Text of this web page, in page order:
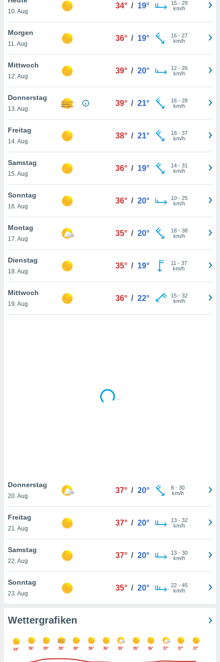
oder
Partner
es uns
das
der
Profil zu
Ihnen
finden
. Sie
jederzeit
Rand
können
von
und
klicken.
und
10. Aug
34° / 19° 15- 29
km/h
Morgen
11. Aug
36° / 19° 16- 27
km/h
Mittwoch
12. Aug
39° / 20° 12- 26
km/h
Donnerstag
13. Aug
39° / 21° 16- 28
km/h
Freitag
14. Aug
38° / 21° 18- 37
km/h
Samstag
15. Aug
36° / 19° 14- 31
km/h
Sonntag
16. Aug
36° / 20° 10- 25
km/h
Montag
17. Aug
35° / 20° 18- 38
km/h
Dienstag
18. Aug
35° / 19° 11 - 37
km/h
Mittwoch
19. Aug
36° / 22° 15- 32
km/h
Donnerstag
20. Aug
37° / 20° 8- 30
km/h
Freitag
21. Aug
37° / 20° 13- 32
km/h
Samstag
22. Aug
37° / 20° 13- 30
km/h
Sonntag
23. Aug
35° / 20° 22- 45
km/h
Wettergrafiken
34° 36° 39° 39° 38° 36° 36° 35° 35° 36° 37° 37° 37°